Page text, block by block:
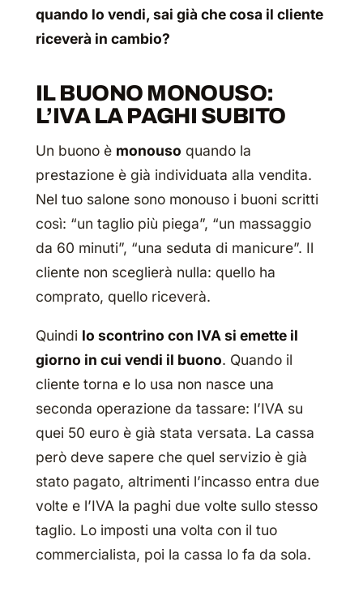
quando lo vendi, sai già che cosa il cliente
riceverà in cambio?
IL BUONO MONOUSO:
L’IVA LA PAGHI SUBITO
Un buono è monouso quando la
prestazione è già individuata alla vendita.
Nel tuo salone sono monouso i buoni scritti
così: “un taglio più piega”, “un massaggio
da 60 minuti”, “una seduta di manicure”. Il
cliente non sceglierà nulla: quello ha
comprato, quello riceverà.
Quindi lo scontrino con IVA si emette il
giorno in cui vendi il buono. Quando il
cliente torna e lo usa non nasce una
seconda operazione da tassare: l’IVA su
quei 50 euro è già stata versata. La cassa
però deve sapere che quel servizio è già
stato pagato, altrimenti l’incasso entra due
volte e l’IVA la paghi due volte sullo stesso
taglio. Lo imposti una volta con il tuo
commercialista, poi la cassa lo fa da sola.